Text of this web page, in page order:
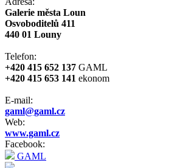
Galerie města Loun
Osvoboditelů 411
440 01 Louny
Telefon:
+420 415 652 137 GAML
+420 415 653 141 ekonom
E-mail:
gaml@gaml.cz
Web:
www.gaml.cz
Facebook:
GAML